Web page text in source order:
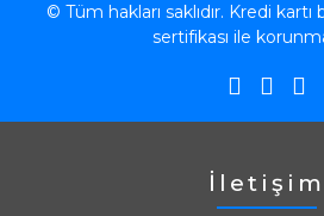
© Tüm hakları saklıdır. Kredi
sertifikası ile
İletişim